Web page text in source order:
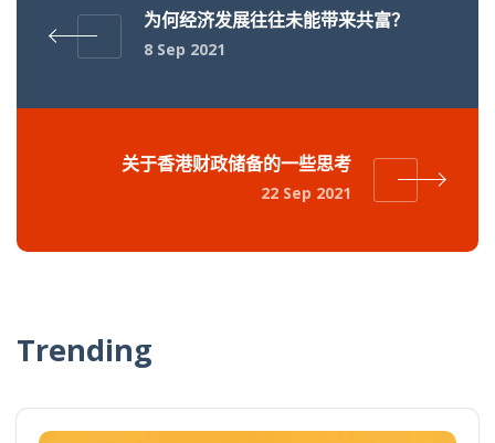
为何经济发展往往未能带来共富？
8 Sep 2021
关于香港财政储备的一些思考
22 Sep 2021
Trending